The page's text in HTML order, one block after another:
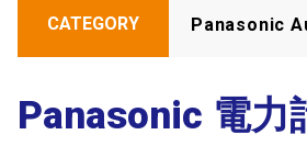
CATEGORY Panasonic
Panasonic 電力